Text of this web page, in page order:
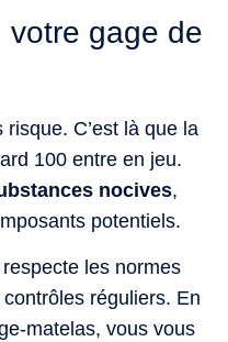
votre gage de
C’est là que la
100 entre en jeu.
nocives,
potentiels.
les normes
réguliers. En
matelas, vous vous